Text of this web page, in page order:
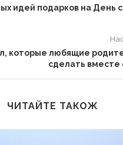
идей подарков на День
которые любящие
сделать вместе
ЧИТАЙТЕ ТАКОЖ